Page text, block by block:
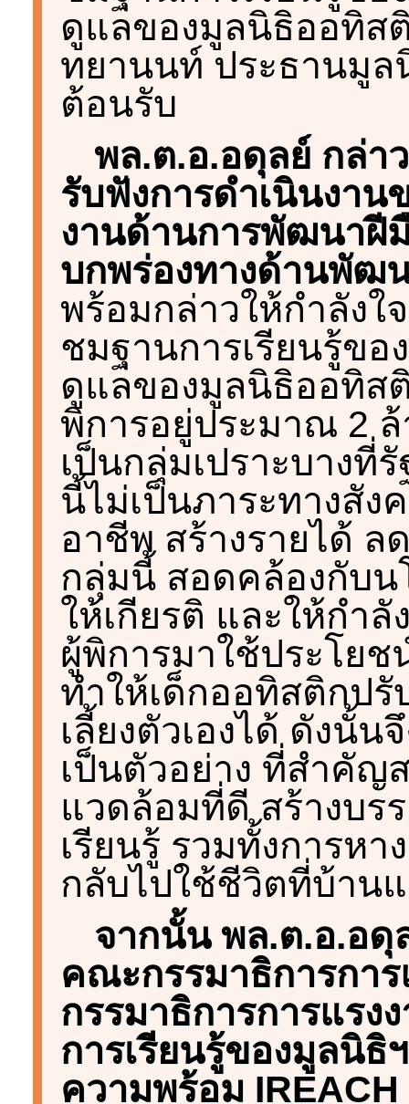
ดูแลของมูลนิธิออทิส
ทยานนท์ ประธานมูล
ต้อนรับ
พล.ต.อ.อดุลย์ กล่า
รับฟังการดำเนินงา
งานด้านการพัฒนาฝี
บกพร่องทางด้านพัฒ
พร้อมกล่าวให้กำลังใ
ชมฐานการเรียนรู้ขอ
ดูแลของมูลนิธิออทิส
พิการอยู่ประมาณ 2
เป็นกลุ่มเปราะบางที่
นี้ไม่เป็นภาระทางสัง
อาชีพ สร้างรายได้
กลุ่มนี้ สอดคล้องกับน
ให้เกียรติ และให้กำ
ผู้พิการมาใช้ประโย
ทำให้เด็กออทิสติกป
เลี้ยงตัวเองได้ ดังนั้น
เป็นตัวอย่าง ที่สำคัญ
แวดล้อมที่ดี สร้างบร
เรียนรู้ รวมทั้งการหา
กลับไปใช้ชีวิตที่บ้าน
จากนั้น พล.ต.อ.อดุ
คณะกรรมาธิการกา
กรรมาธิการการแรง
การเรียนรู้ของมูลนิธิ
ความพร้อม